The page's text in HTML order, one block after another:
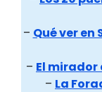
– Qué ver
– El mirador
– La